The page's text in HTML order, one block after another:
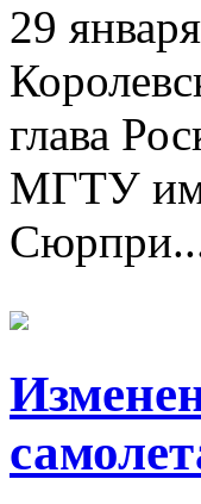
29
глава
МГТУ им.